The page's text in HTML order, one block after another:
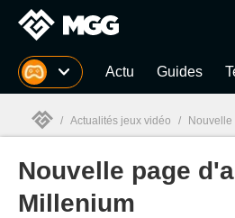
MGG Actu Guides
MGG
/ Actualités jeux vidéo / Nouvelle
Nouvelle page
Millenium